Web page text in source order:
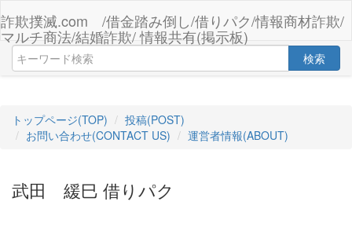
詐欺撲滅.com /借金踏み倒し/借りパク/情報商材詐欺/
マルチ商法/結婚詐欺/ 情報共有(掲示板)
検索
トップページ(TOP)
投稿(POST)
お問い合わせ(CONTACT US)
運営者情報(ABOUT)
武田 緩巳 借りパク